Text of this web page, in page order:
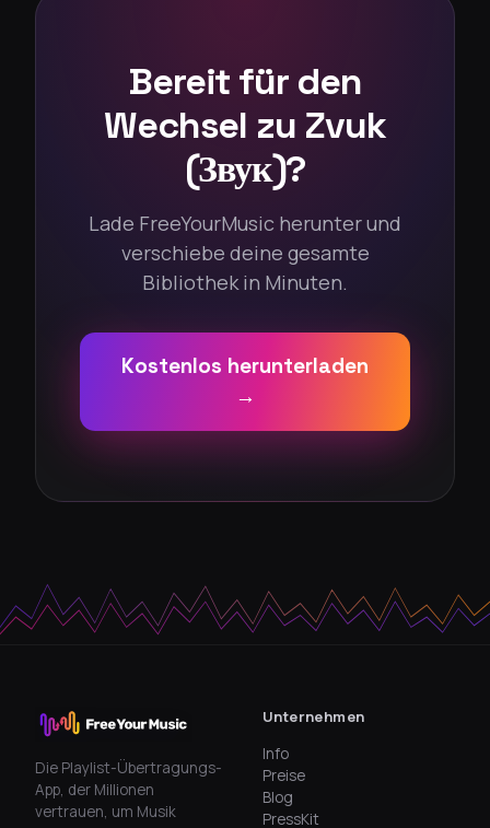
Bereit für den
Wechsel zu Zvuk
(Звук)?
Lade FreeYourMusic herunter und
verschiebe deine gesamte
Bibliothek in Minuten.
Kostenlos herunterladen
→
Die Playlist-Übertragungs-
App, der Millionen
vertrauen, um Musik
Unternehmen
Info
Preise
Blog
PressKit